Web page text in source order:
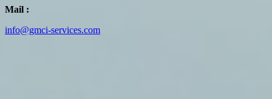
Mail :
info@gmci-services.com